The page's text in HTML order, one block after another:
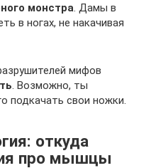
монстра. Дамы в
в ногах, не накачивая
мифов
. Возможно, ты
подкачать свои ножки.
откуда
про мышцы